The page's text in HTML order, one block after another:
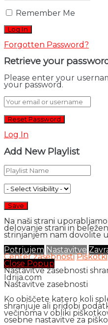
Remember Me
Forgotten Password?
Retrieve your
Please enter your
your password.
Log In
Add New Playlist
Na naši strani
delovanje strani in
strinjanjem nam dovolite
Potrjujem Nastavitve
Center zasebnosti Piškotki
Close Popup
Nastavitve zasebnosti
Idrija.com
Nastavitve zasebnosti
Ko obiščete katero koli
shranjuje ali pridobi
večinoma v obliki
osebne nastavitve za